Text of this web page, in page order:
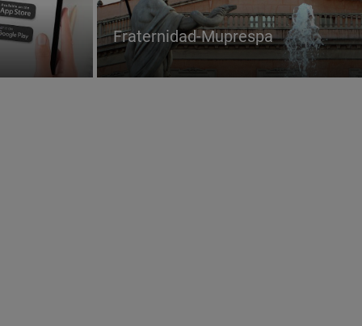
Fraternidad-Muprespa